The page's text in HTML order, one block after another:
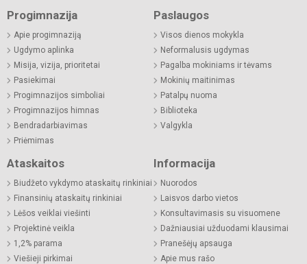
Progimnazija
Apie progimnaziją
Ugdymo aplinka
Misija, vizija, prioritetai
Pasiekimai
Progimnazijos simboliai
Progimnazijos himnas
Bendradarbiavimas
Priėmimas
Paslaugos
Visos dienos mokykla
Neformalusis ugdymas
Pagalba mokiniams ir tėvams
Mokinių maitinimas
Patalpų nuoma
Biblioteka
Valgykla
Ataskaitos
Biudžeto vykdymo ataskaitų rinkiniai
Finansinių ataskaitų rinkiniai
Lėšos veiklai viešinti
Projektinė veikla
1,2% parama
Viešieji pirkimai
Informacija
Nuorodos
Laisvos darbo vietos
Konsultavimasis su visuomene
Dažniausiai užduodami klausimai
Pranešėjų apsauga
Apie mus rašo